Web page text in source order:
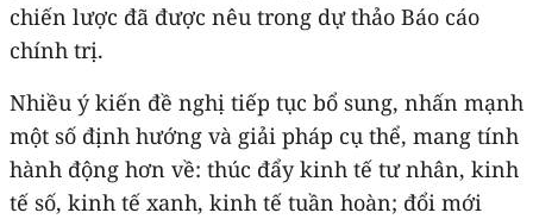
chiến lược đã được nêu trong dự thảo Báo cáo
chính trị.
Nhiều ý kiến đề nghị tiếp tục bổ sung, nhấn mạnh
một số định hướng và giải pháp cụ thể, mang tính
hành động hơn về: thúc đẩy kinh tế tư nhân, kinh
tế số, kinh tế xanh, kinh tế tuần hoàn; đổi mới